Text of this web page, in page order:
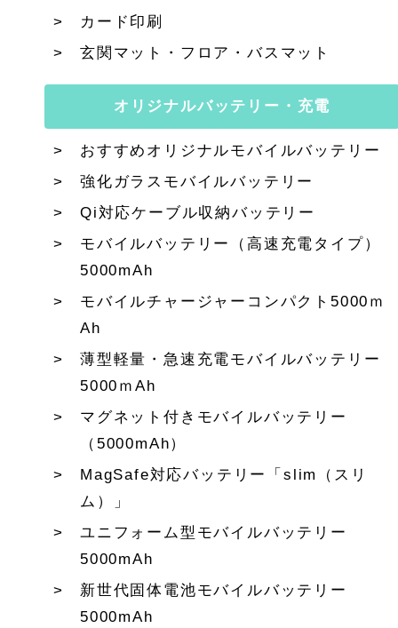
カード印刷
玄関マット・フロア・バスマット
オリジナルバッテリー・充電
おすすめオリジナルモバイルバッテリー
強化ガラスモバイルバッテリー
Qi対応ケーブル収納バッテリー
モバイルバッテリー（高速充電タイプ）
5000mAh
モバイルチャージャーコンパクト5000ｍ
Ah
薄型軽量・急速充電モバイルバッテリー
5000ｍAh
マグネット付きモバイルバッテリー
（5000mAh）
MagSafe対応バッテリー「slim（スリ
ム）」
ユニフォーム型モバイルバッテリー
5000mAh
新世代固体電池モバイルバッテリー
5000mAh